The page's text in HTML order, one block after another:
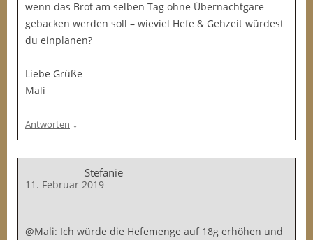
wenn das Brot am selben Tag ohne Übernachtgare
gebacken werden soll – wieviel Hefe & Gehzeit würdest
du einplanen?
Liebe Grüße
Mali
Antworten ↓
Stefanie
11. Februar 2019
@Mali: Ich würde die Hefemenge auf 18g erhöhen und